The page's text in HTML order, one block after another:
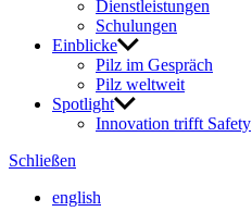
Dienst­leis­tungen
Schu­lungen
Einblicke
Pilz im Gespräch
Pilz welt­weit
Spot­light
Inno­va­tion trifft Safety
Schließen
english